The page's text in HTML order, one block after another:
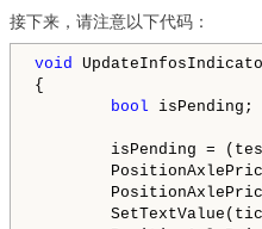
接下来，请注意以下代码：
void
{
bool isPending;
isPending =
SetTextValue(ticket,